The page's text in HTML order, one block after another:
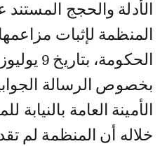
الأدلة والحجج
المنظمة لإثبات
بخصوص الرسالة
الأمينة العامة
خلاله أن المنظمة لم